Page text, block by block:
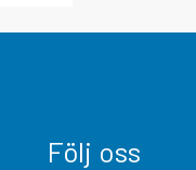
Följ oss